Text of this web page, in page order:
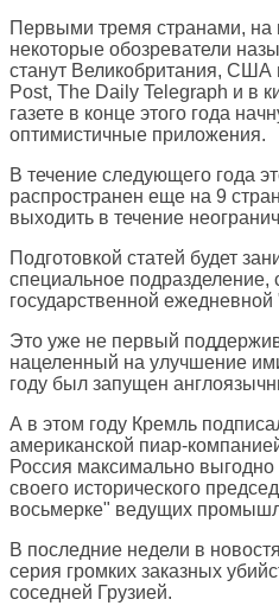
Первыми тремя странами, на
некоторые обозреватели
станут Великобритания, США
Post, The Daily Telegraph и в
газете в конце этого года
оптимистичные приложения.
В течение следующего года
распространен еще на 9
выходить в течение
Подготовкой статей будет
специальное подразделение,
государственной ежедневной
Это уже не первый
нацеленный на улучшение
году был запущен
А в этом году Кремль
американской пиар-
Россия максимально
своего исторического
восьмерке" ведущих
В последние недели в
серия громких заказных
соседней Грузией.